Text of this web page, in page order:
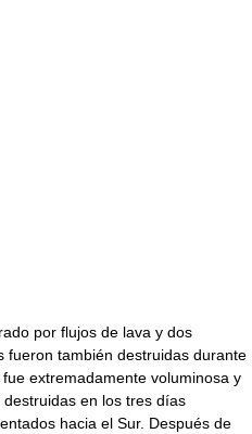
por flujos de lava y dos
fueron también destruidas durante
extremadamente voluminosa y
en los tres días
hacia el Sur. Después de